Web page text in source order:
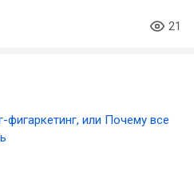
21
фигаркетинг, или Почему все